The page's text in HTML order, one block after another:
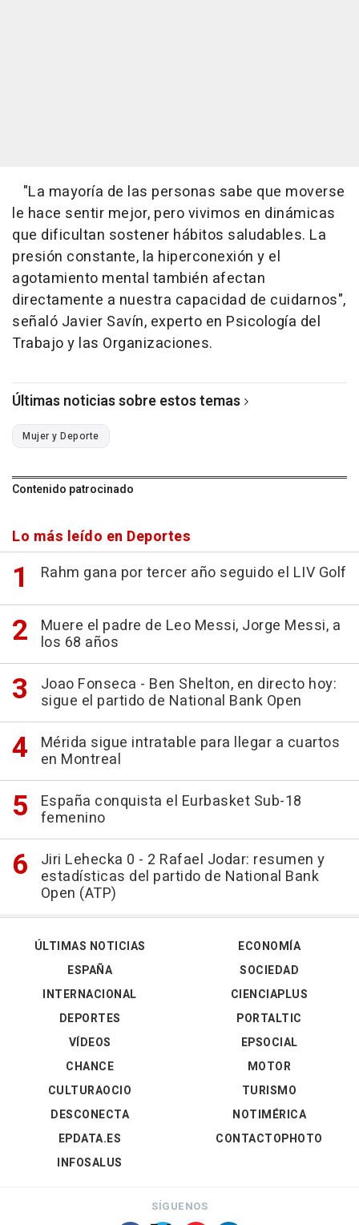
"La mayoría de las personas sabe que moverse
le hace sentir mejor, pero vivimos en dinámicas
que dificultan sostener hábitos saludables. La
presión constante, la hiperconexión y el
agotamiento mental también afectan
directamente a nuestra capacidad de cuidarnos",
señaló Javier Savín, experto en Psicología del
Trabajo y las Organizaciones.
Últimas noticias sobre estos temas
Mujer y Deporte
Contenido patrocinado
Lo más leído en Deportes
Rahm gana por tercer año seguido el LIV Golf
Muere el padre de Leo Messi, Jorge Messi, a
los 68 años
Joao Fonseca - Ben Shelton, en directo hoy:
sigue el partido de National Bank Open
Mérida sigue intratable para llegar a cuartos
en Montreal
España conquista el Eurbasket Sub-18
femenino
Jiri Lehecka 0 - 2 Rafael Jodar: resumen y
estadísticas del partido de National Bank
Open (ATP)
ÚLTIMAS NOTICIAS
ESPAÑA
INTERNACIONAL
DEPORTES
VÍDEOS
ECONOMÍA
SOCIEDAD
CIENCIAPLUS
PORTALTIC
EPSOCIAL
CHANCE
CULTURAOCIO
DESCONECTA
EPDATA.ES
INFOSALUS
MOTOR
TURISMO
NOTIMÉRICA
CONTACTOPHOTO
SÍGUENOS